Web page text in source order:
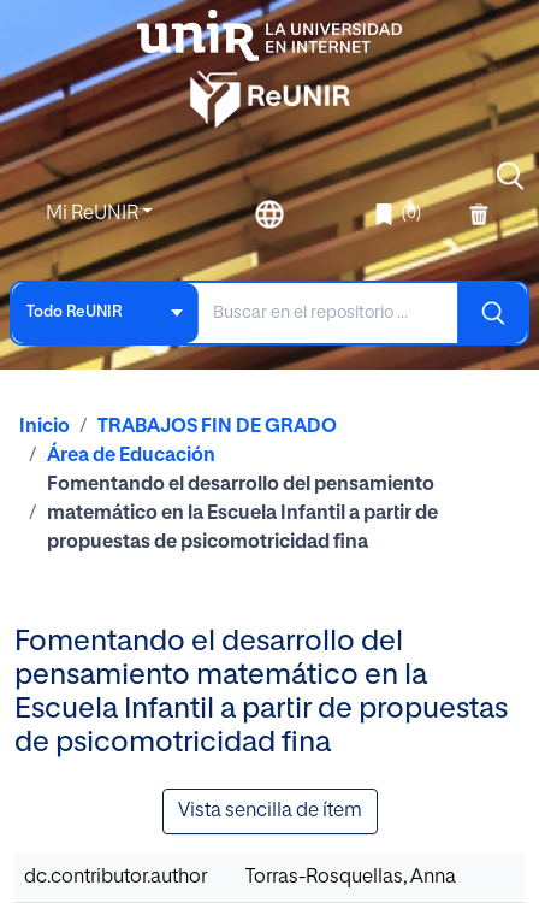
Mi ReUNIR (0)
Todo ReUNIR
Inicio
TRABAJOS FIN DE GRADO
Área de Educación
Fomentando el desarrollo del pensamiento
matemático en la Escuela Infantil a partir de
propuestas de psicomotricidad fina
Fomentando el desarrollo del
pensamiento matemático en la
Escuela Infantil a partir de propuestas
de psicomotricidad fina
Vista sencilla de ítem
dc.contributor.author Torras-Rosquellas, Anna